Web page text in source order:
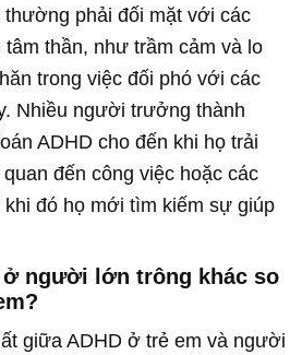
phải đối mặt với các
thần, như trầm cảm và lo
trong việc đối phó với các
Nhiều người trưởng thành
ADHD cho đến khi họ trải
đến công việc hoặc các
khi đó họ mới tìm kiếm sự giúp
ở người lớn trông khác so
giữa ADHD ở trẻ em và người